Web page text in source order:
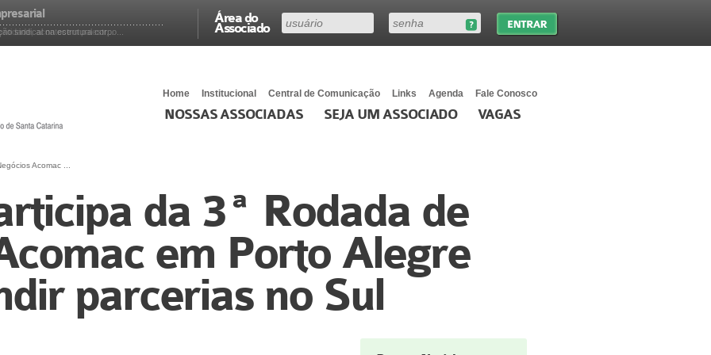
Área do
Associado
sindical na estrutura corpo...
acontecem palestr...
Home Institucional Central de Comunicação Links Agenda Fale Conosco
NOSSAS ASSOCIADAS SEJA UM ASSOCIADO VAGAS
Acomac ...
da 3ª Rodada de
em Porto Alegre
parcerias no Sul